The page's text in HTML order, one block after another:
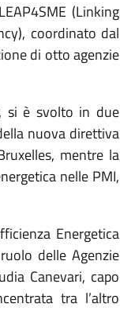
(Linking
coordinato dal
di otto agenzie
si è svolto in due
nuova direttiva
mentre la
nelle PMI,
Energetica
delle Agenzie
Canevari, capo
tra l’altro